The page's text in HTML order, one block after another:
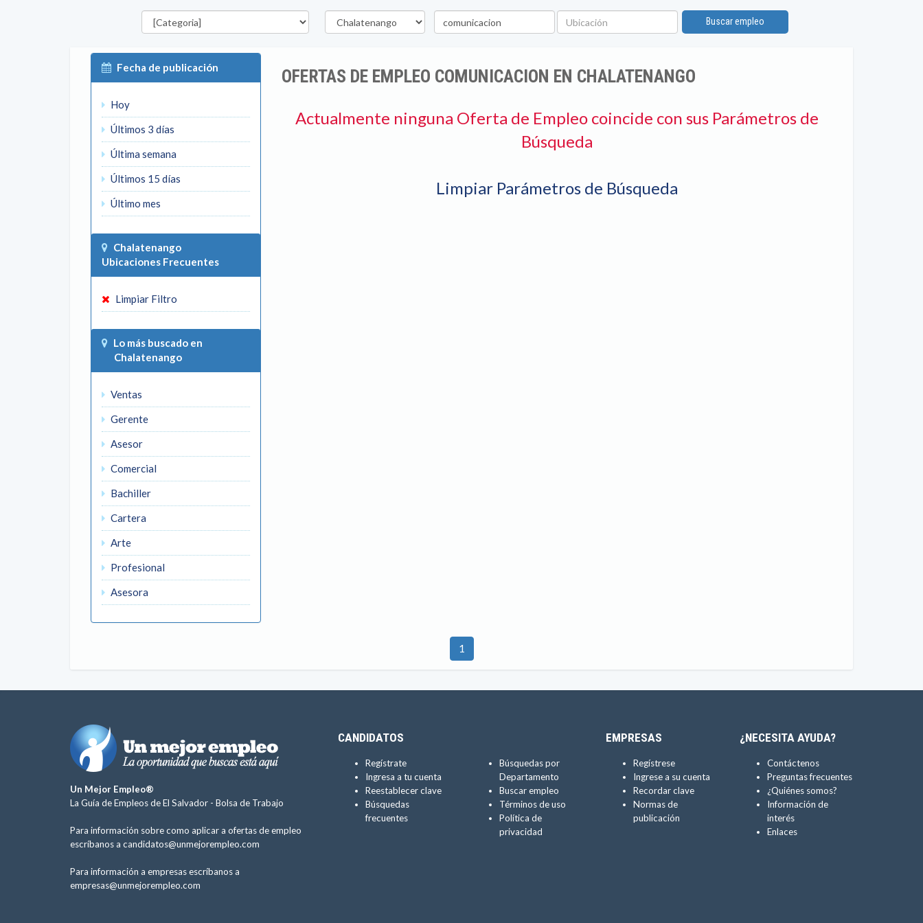
Categorías Departamento
Palabra
clave
Ubicación
Buscar empleo
Fecha de publicación
Hoy
Últimos 3 días
Última semana
Últimos 15 días
Último mes
Chalatenango
Ubicaciones Frecuentes
Limpiar Filtro
Lo más buscado en
Chalatenango
Ventas
Gerente
Asesor
Comercial
Bachiller
Cartera
Arte
Profesional
Asesora
OFERTAS DE EMPLEO COMUNICACION EN CHALATENANGO
Actualmente ninguna Oferta de Empleo coincide con sus Parámetros de
Búsqueda
Limpiar Parámetros de Búsqueda
1
Un Mejor Empleo®
La Guía de Empleos de El Salvador - Bolsa de Trabajo
Para información sobre como aplicar a ofertas de empleo
escríbanos a candidatos@unmejorempleo.com
Para información a empresas escríbanos a
empresas@unmejorempleo.com
CANDIDATOS
Regístrate
Ingresa a tu cuenta
Reestablecer clave
Búsquedas
frecuentes
Búsquedas por
Departamento
Buscar empleo
Términos de uso
Política de
privacidad
EMPRESAS
Regístrese
Ingrese a su cuenta
Recordar clave
Normas de
publicación
¿NECESITA AYUDA?
Contáctenos
Preguntas frecuentes
¿Quiénes somos?
Información de
interés
Enlaces